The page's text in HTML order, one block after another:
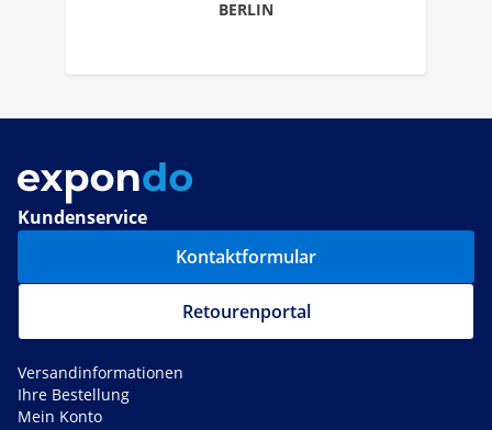
BERLIN
Kundenservice
Kontaktformular
Retourenportal
Versandinformationen
Ihre Bestellung
Mein Konto